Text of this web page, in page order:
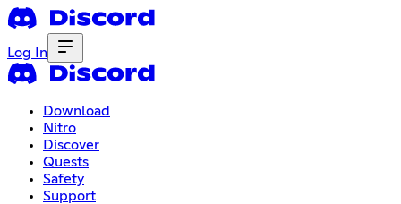
Log In
Download
Nitro
Discover
Quests
Safety
Support